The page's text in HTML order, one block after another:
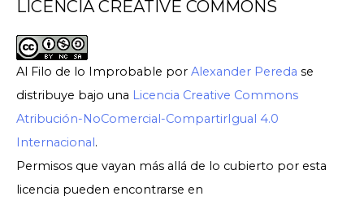
LICENCIA CREATIVE COMMONS
Al Filo de lo Improbable por Alexander Pereda se
distribuye bajo una Licencia Creative Commons
Atribución-NoComercial-CompartirIgual 4.0
Internacional.
Permisos que vayan más allá de lo cubierto por esta
licencia pueden encontrarse en